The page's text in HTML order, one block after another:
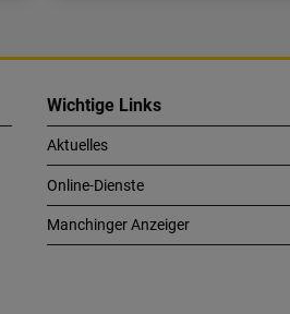
Wichtige Links
Aktuelles
Online-Dienste
Manchinger Anzeiger